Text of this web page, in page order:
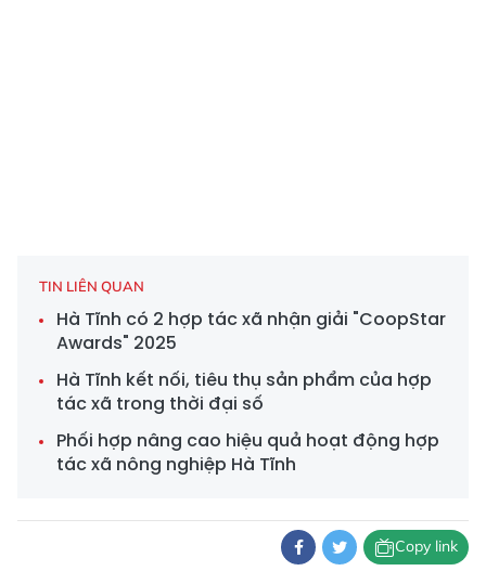
TIN LIÊN QUAN
Hà Tĩnh có 2 hợp tác xã nhận giải "CoopStar
Awards" 2025
Hà Tĩnh kết nối, tiêu thụ sản phẩm của hợp
tác xã trong thời đại số
Phối hợp nâng cao hiệu quả hoạt động hợp
tác xã nông nghiệp Hà Tĩnh
Copy link